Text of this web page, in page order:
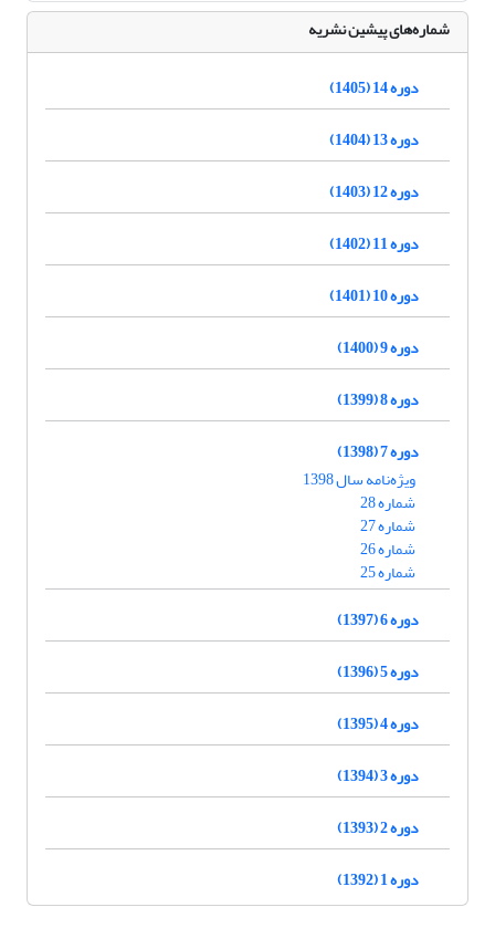
شماره‌های پیشین نشریه
دوره 14 (1405)
دوره 13 (1404)
دوره 12 (1403)
دوره 11 (1402)
دوره 10 (1401)
دوره 9 (1400)
دوره 8 (1399)
دوره 7 (1398)
ویژه‌نامه سال 1398
شماره 28
شماره 27
شماره 26
شماره 25
دوره 6 (1397)
دوره 5 (1396)
دوره 4 (1395)
دوره 3 (1394)
دوره 2 (1393)
دوره 1 (1392)